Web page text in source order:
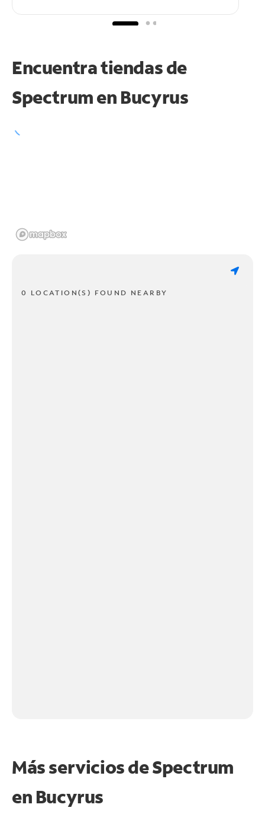
Encuentra tiendas de
Spectrum en Bucyrus
0 LOCATION(S) FOUND NEARBY
Más servicios de Spectrum
en Bucyrus